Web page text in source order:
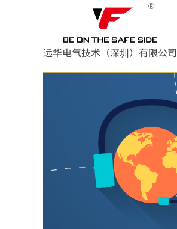
远华电气技术（深圳）有限公司
®